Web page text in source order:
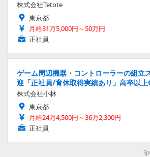
株式会社Tetote
東京都
月給31万5,000円～50万円
正社員
ゲーム周辺機器・コントローラーの組立
迎「正社員/育休取得実績あり」高卒以
株式会社小林
東京都
月給24万4,500円～36万2,300円
正社員